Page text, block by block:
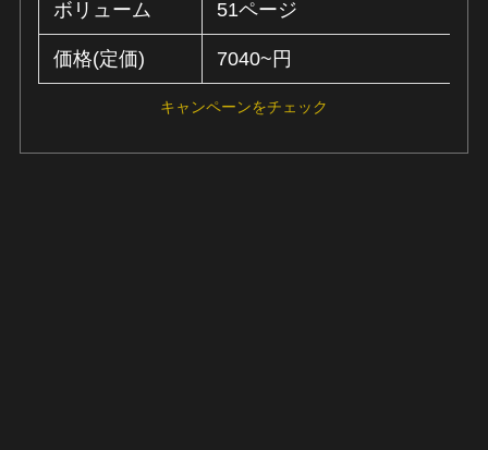
ボリューム 51ページ
価格(定価) 7040~円
キャンペーンをチェック